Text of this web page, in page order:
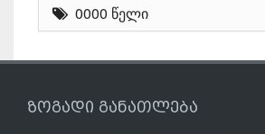
0000 წელი
ზოგადი განათლება